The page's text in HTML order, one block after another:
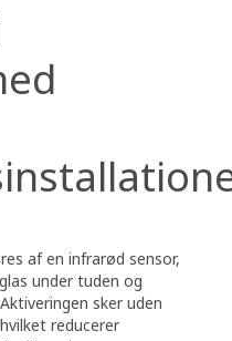
af en infrarød sensor,
under tuden og
sker uden
reducerer